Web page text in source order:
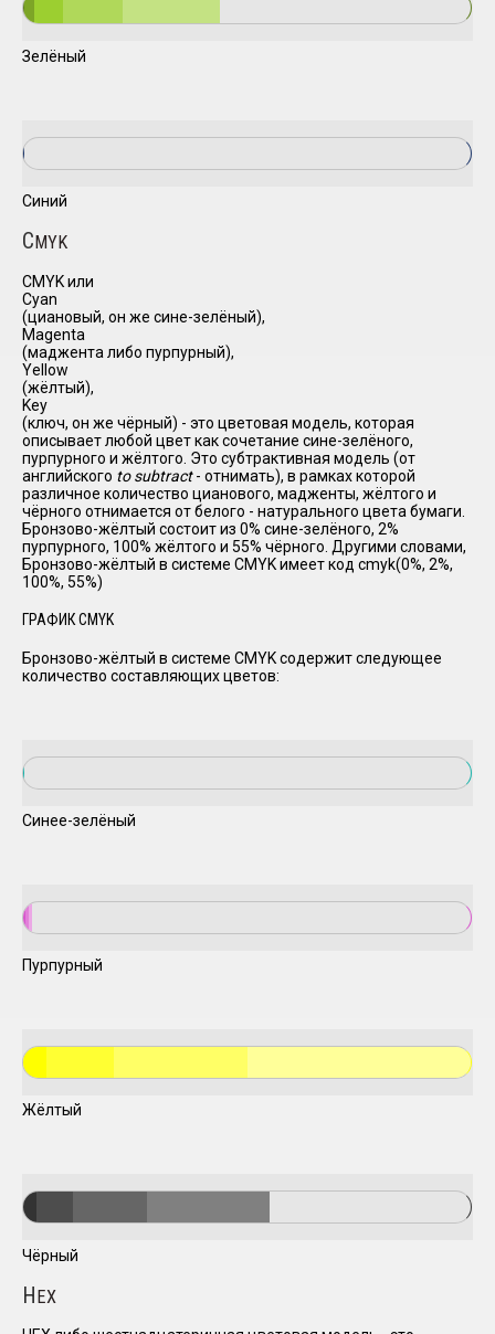
Зелёный
Синий
CMYK
CMYK или
Cyan
(циановый, он же сине-зелёный),
Magenta
(маджента либо пурпурный),
Yellow
(жёлтый),
Key
(ключ, он же чёрный) - это цветовая модель, которая
описывает любой цвет как сочетание сине-зелёного,
пурпурного и жёлтого. Это субтрактивная модель (от
английского to subtract- отнимать), в рамках которой
различное количество цианового, мадженты, жёлтого и
чёрного отнимается от белого - натурального цвета бумаги.
Бронзово-жёлтый состоит из 0% сине-зелёного, 2%
пурпурного, 100% жёлтого и 55% чёрного. Другими словами,
Бронзово-жёлтый в системе CMYK имеет код cmyk(0%, 2%,
100%, 55%)
ГРАФИК CMYK
Бронзово-жёлтый в системе CMYK содержит следующее
количество составляющих цветов:
Синее-зелёный
Пурпурный
Жёлтый
Чёрный
HEX